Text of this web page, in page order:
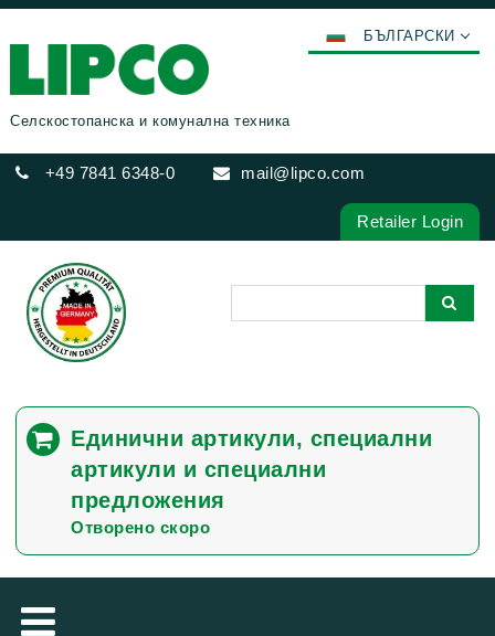
Селскостопанска и комунална техника
+49 7841 6348-0 mail@lipco.com
POLSKI
ITALIANO
ČEŠTINA
PORTUGUÊS
БЪЛГАРСКИ
Retailer Login
Единични артикули, специални
артикули и специални
предложения
Отворено скоро